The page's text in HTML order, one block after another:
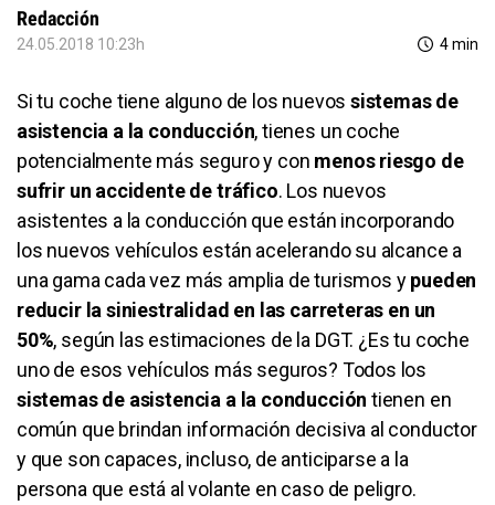
Redacción
24.05.2018 10:23h 4 min
Si tu coche tiene alguno de los nuevos sistemas de
asistencia a la conducción, tienes un coche
potencialmente más seguro y con menos riesgo de
sufrir un accidente de tráfico. Los nuevos
asistentes a la conducción que están incorporando
los nuevos vehículos están acelerando su alcance a
una gama cada vez más amplia de turismos ypueden
reducir la siniestralidad en las carreteras en un
50%, según las estimaciones de la DGT. ¿Es tu coche
uno de esos vehículos más seguros? Todos los
sistemas de asistencia a la conducción tienen en
común que brindan información decisiva al conductor
y que son capaces, incluso, de anticiparse a la
persona que está al volante en caso de peligro.